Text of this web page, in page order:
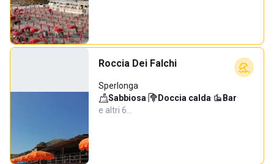
Roccia Dei Falchi
Sperlonga
Sabbiosa· Doccia calda· Bar·
e altri 6…